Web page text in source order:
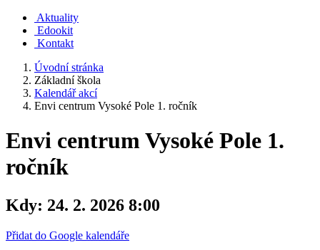
Aktuality
Edookit
Kontakt
Úvodní stránka
Základní škola
Kalendář akcí
Envi centrum Vysoké Pole 1. ročník
Envi centrum Vysoké Pole 1.
ročník
Kdy: 24. 2. 2026 8:00
Přidat do Google kalendáře